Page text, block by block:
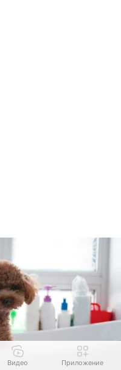
Видео Приложение